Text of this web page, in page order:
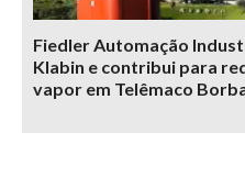
Fiedler Automação
Klabin e contribui para
vapor em Telêmaco